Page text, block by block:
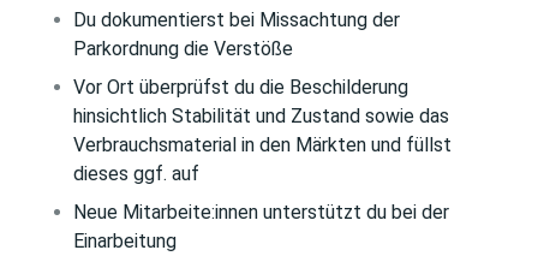
Du dokumentierst bei Missachtung der
Parkordnung die Verstöße
Vor Ort überprüfst du die Beschilderung
hinsichtlich Stabilität und Zustand sowie das
Verbrauchsmaterial in den Märkten und füllst
dieses ggf. auf
Neue Mitarbeite:innen unterstützt du bei der
Einarbeitung